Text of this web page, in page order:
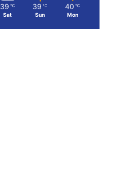
39 ℃
Sat
39 ℃
Sun
40 ℃
Mon